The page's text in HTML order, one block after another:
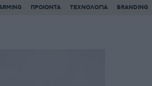
ΠΡΟΙΟΝΤΑ ΤΕΧΝΟΛΟΓΙΑ BRANDING